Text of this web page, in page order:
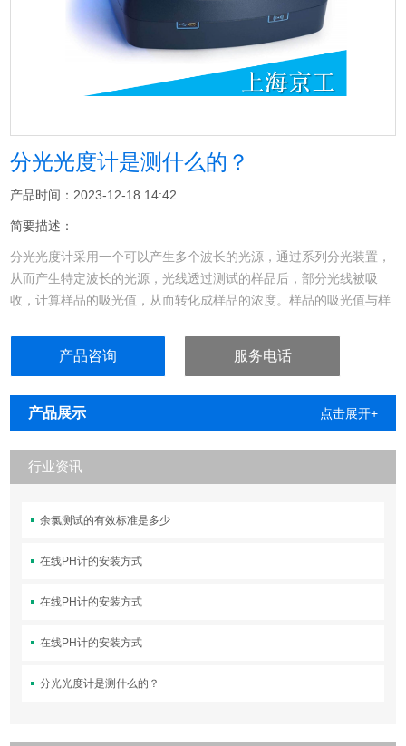
分光光度计是测什么的？
产品时间：2023-12-18 14:42
简要描述：
分光光度计采用一个可以产生多个波长的光源，通过系列分光装置，
从而产生特定波长的光源，光线透过测试的样品后，部分光线被吸
收，计算样品的吸光值，从而转化成样品的浓度。样品的吸光值与样
定其含量。哈希分光光度计(分光光度仪)包含台式分光光度计和便携
产品咨询 服务电话
产品展示 点击展开+
行业资讯
余氯测试的有效标准是多少
在线PH计的安装方式
在线PH计的安装方式
在线PH计的安装方式
分光光度计是测什么的？